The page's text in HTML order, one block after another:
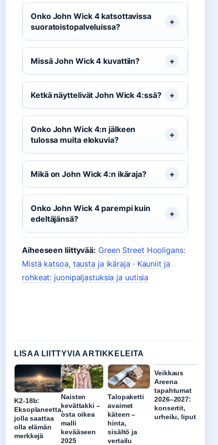
Onko John Wick 4 katsottavissa
suoratoistopalveluissa?
Missä John Wick 4 kuvattiin?
Ketkä näyttelivät John Wick 4:ssä?
Onko John Wick 4:n jälkeen
tulossa muita elokuvia?
Mikä on John Wick 4:n ikäraja?
Onko John Wick 4 parempi kuin
edeltäjänsä?
Aiheeseen liittyvää: Green Street Hooligans:
Mistä katsoa, tausta ja ikäraja · Kauniit ja
rohkeat: juonipaljastuksia ja uutisia
LISAA LIITTYVIA ARTIKKELEITA
K2-18b:
Eksoplaneetta,
jolla saattaa
olla elämän
merkkejä
Naisten
kevättakki –
osta oikea
malli
kevääseen
2025
Talopaketti
avaimet
käteen –
hinta,
sisältö ja
vertailu
Veikkaus
Areena
tapahtumat
2026–2027:
konsertit,
urheilu, liput